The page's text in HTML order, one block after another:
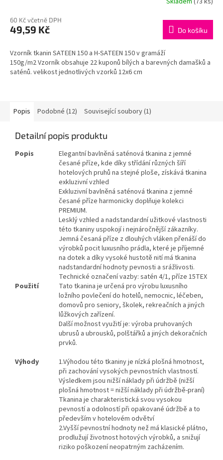
M
A
60 Kč včetně DPH
49,59 Kč Do košíku
Vzorník tkanin SATEEN 150 a H-SATEEN 150 v gramáží
150g/m2 Vzorník obsahuje 22 kuponů bílých a barevných damašků a
saténů. velikost jednotlivých vzorků 12x6 cm
Popis Podobné (12) Související soubory (1)
Detailní popis produktu
Popis
Elegantní bavlněná saténová tkanina z jemné
česané příze, kde díky střídání různých šíří
hotelových pruhů na stejné ploše, získává tkanina
exkluzivní vzhled
Exkluzivní bavlněná saténová tkanina z jemné
česané příze harmonicky doplňuje kolekci
PREMIUM.
Lesklý vzhled a nadstandardní užitkové vlastnosti
této tkaniny uspokojí i nejnáročnější zákazníky.
Jemná česaná příze z dlouhých vláken přenáší do
výrobků pocit luxusního prádla, které je příjemné
na dotek a díky vysoké hustotě nití má tkanina
nadstandardní hodnoty pevnosti a srážlivosti.
Technické označení vazby: satén 4/1, příze 15TEX
Použití
Tato tkanina je určená pro výrobu luxusního
ložního povlečení do hotelů, nemocnic, léčeben,
domovů pro seniory, školek, rekreačních a jiných
lůžkových zařízení.
Další možnost využití je: výroba pruhovaných
ubrusů a ubrousků, polštářků a jiných dekoračních
prvků.
Výhody
1.Výhodou této tkaniny je nízká plošná hmotnost,
při zachování vysokých pevnostních vlastností.
Výsledkem jsou nižší náklady při údržbě (nižší
plošná hmotnost = nižší náklady při údržbě-praní)
Tkanina je charakteristická svou vysokou
pevností a odolností při opakované údržbě a to
především v hotelovém odvětví
2.Vyšší pevnostní hodnoty než má klasické plátno,
prodlužují životnost hotových výrobků, a snižují
riziko poškození neopatrným zacházením.